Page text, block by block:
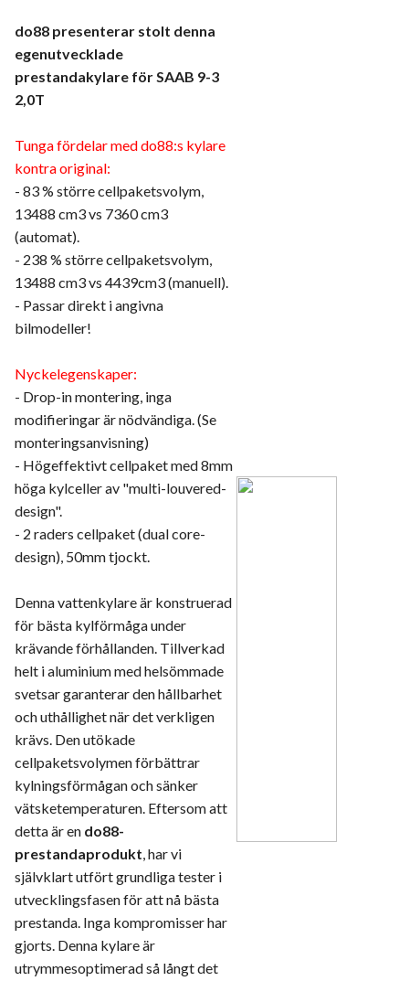
do88 presenterar stolt denna
egenutvecklade
prestandakylare för SAAB 9-3
2,0T
Tunga fördelar med do88:s kylare
kontra original:
- 83 % större cellpaketsvolym,
13488 cm3 vs 7360 cm3
(automat).
- 238 % större cellpaketsvolym,
13488 cm3 vs 4439cm3 (manuell).
- Passar direkt i angivna
bilmodeller!
Nyckelegenskaper:
- Drop-in montering, inga
modifieringar är nödvändiga. (Se
monteringsanvisning)
- Högeffektivt cellpaket med 8mm
höga kylceller av "multi-louvered-
design".
- 2 raders cellpaket (dual core-
design), 50mm tjockt.
Denna vattenkylare är konstruerad
för bästa kylförmåga under
krävande förhållanden. Tillverkad
helt i aluminium med helsömmade
svetsar garanterar den hållbarhet
och uthållighet när det verkligen
krävs. Den utökade
cellpaketsvolymen förbättrar
kylningsförmågan och sänker
vätsketemperaturen. Eftersom att
detta är en do88-
prestandaprodukt, har vi
självklart utfört grundliga tester i
utvecklingsfasen för att nå bästa
prestanda. Inga kompromisser har
gjorts. Denna kylare är
utrymmesoptimerad så långt det